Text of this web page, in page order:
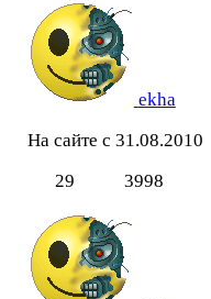
ekha
На сайте с 31.08.2010
29
3998